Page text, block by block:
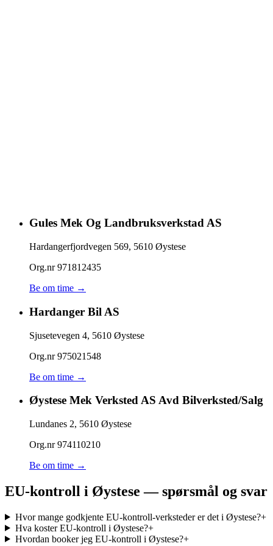
Gules Mek Og Landbruksverkstad AS
Hardangerfjordvegen 569, 5610 Øystese
Org.nr971812435
Be om time →
Hardanger Bil AS
Sjusetevegen 4, 5610 Øystese
Org.nr975021548
Be om time →
Øystese Mek Verksted AS Avd Bilverksted/Salg
Lundanes 2, 5610 Øystese
Org.nr974110210
Be om time →
EU-kontroll i Øystese — spørsmål og svar
Hvor mange godkjente EU-kontroll-verksteder er det i Øystese?+
Hva koster EU-kontroll i Øystese?+
Hvordan booker jeg EU-kontroll i Øystese?+